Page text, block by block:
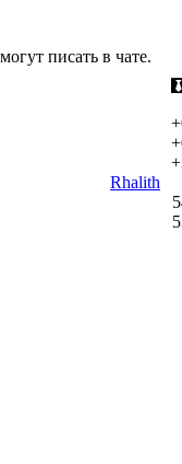
писать в чате.
Rhalith